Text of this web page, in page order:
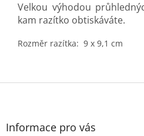
Velkou výhodou
kam razítko obtiskáváte.
Rozměr razítka: 9 x 9,1 cm
Z
Informace pro vás